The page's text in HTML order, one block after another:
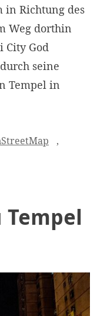
in Richtung des
Weg dorthin
City God
seine
Tempel in
,
Tempel